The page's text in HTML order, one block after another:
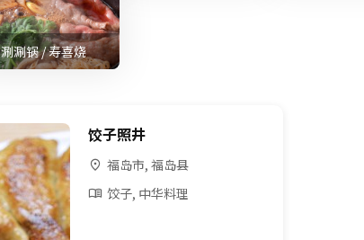
涮涮锅 / 寿喜烧
饺子照井
福岛市, 福岛县
饺子, 中华料理